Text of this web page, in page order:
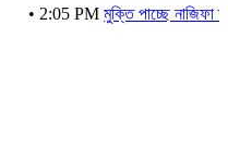
2:05 PM মুক্তি পাচ্ছে নাজিফা তুষির